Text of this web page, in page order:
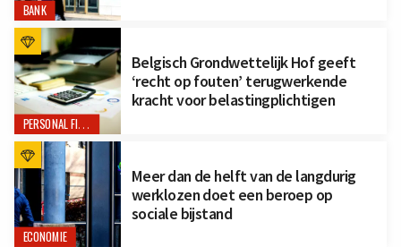
BANK
PERSONAL FINANCE
Belgisch Grondwettelijk Hof geeft
‘recht op fouten’ terugwerkende
kracht voor belastingplichtigen
ECONOMIE
Meer dan de helft van de langdurig
werklozen doet een beroep op
sociale bijstand